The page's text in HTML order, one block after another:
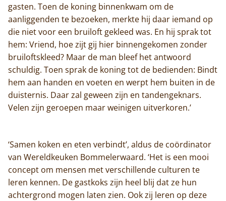
Home
Trappisten
De abdij
Actueel
gasten. Toen de koning binnenkwam om de
aanliggenden te bezoeken, merkte hij daar iemand op
die niet voor een bruiloft gekleed was. En hij sprak tot
hem: Vriend, hoe zijt gij hier binnengekomen zonder
bruiloftskleed? Maar de man bleef het antwoord
schuldig. Toen sprak de koning tot de bedienden: Bindt
hem aan handen en voeten en werpt hem buiten in de
duisternis. Daar zal geween zijn en tandengeknars.
Velen zijn geroepen maar weinigen uitverkoren.’
‘Samen koken en eten verbindt’, aldus de coördinator
van Wereldkeuken Bommelerwaard. ‘Het is een mooi
concept om mensen met verschillende culturen te
leren kennen. De gastkoks zijn heel blij dat ze hun
achtergrond mogen laten zien. Ook zij leren op deze